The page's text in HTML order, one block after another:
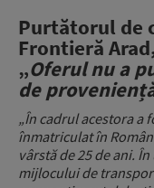
Purtătorul de
Frontieră
„Oferul nu a
de
„În cadrul acestora
înmatriculat în
vârstă de 25 de ani.
mijlocului de